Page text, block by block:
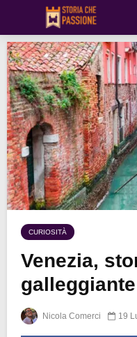
CURIOSITÀ
Venezia,
galleggiante
Nicola Comerci 19